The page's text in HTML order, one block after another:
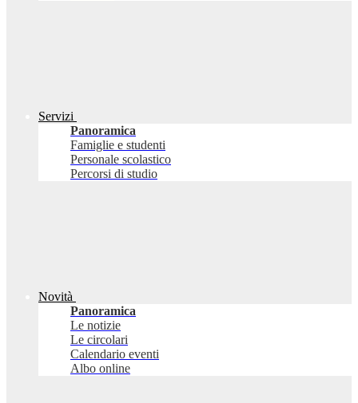
Servizi
Panoramica
Famiglie e studenti
Personale scolastico
Percorsi di studio
Novità
Panoramica
Le notizie
Le circolari
Calendario eventi
Albo online